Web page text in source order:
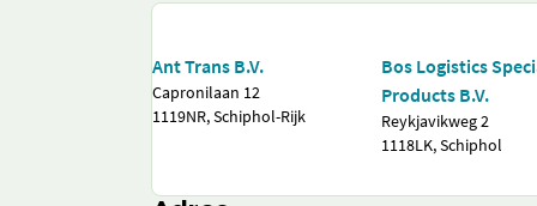
Ant Trans B.V.
Capronilaan 12
1119NR, Schiphol-Rijk
Bos Logistics
Products B.V.
Reykjavikweg 2
1118LK, Schiphol